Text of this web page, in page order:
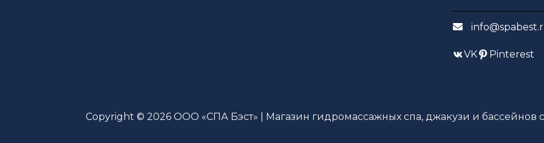
VK Pinterest
Copyright © 2026 ООО «СПА Бэст» | Магазин гидромассажных спа, джакузи и